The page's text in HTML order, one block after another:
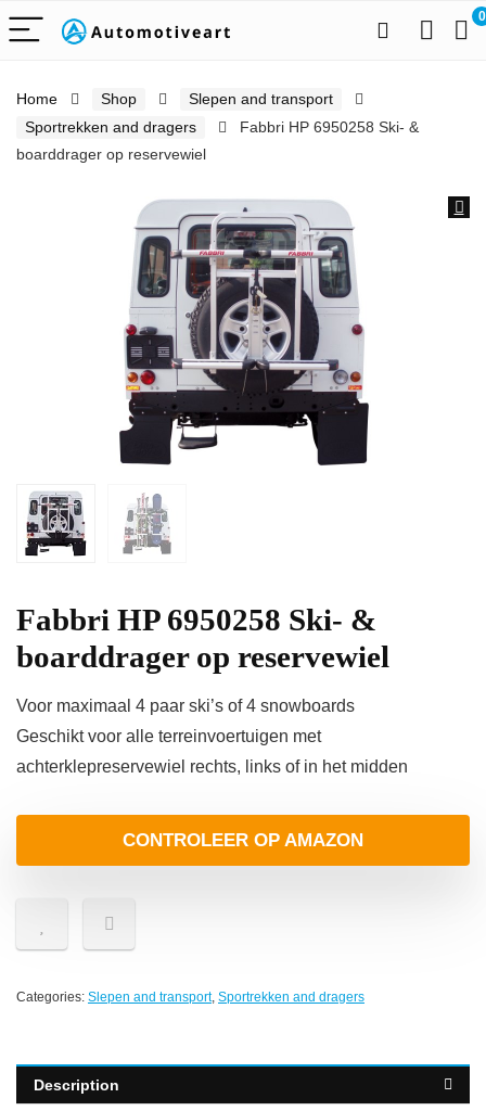
0
Home Shop
Slepen and transport
Sportrekken and dragers
Fabbri HP 6950258 Ski- &
boarddrager op reservewiel
Fabbri HP 6950258 Ski- &
boarddrager op reservewiel
Voor maximaal 4 paar ski’s of 4 snowboards
Geschikt voor alle terreinvoertuigen met
achterklepreservewiel rechts, links of in het midden
CONTROLEER OP AMAZON
Categories: Slepen and transport, Sportrekken and dragers
Description